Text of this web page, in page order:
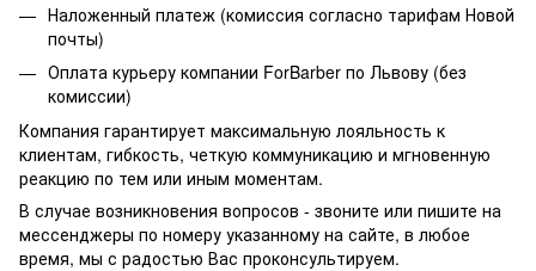
Наложенный платеж (комиссия согласно тарифам Новой
почты)
Оплата курьеру компании ForBarber по Львову (без
комиссии)
Компания гарантирует максимальную лояльность к
клиентам, гибкость, четкую коммуникацию и мгновенную
реакцию по тем или иным моментам.
В случае возникновения вопросов - звоните или пишите на
мессенджеры по номеру указанному на сайте, в любое
время, мы с радостью Вас проконсультируем.